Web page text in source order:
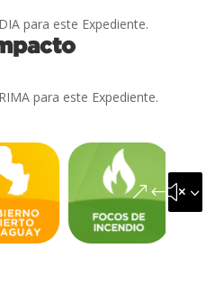
para este Expediente.
para este Expediente.